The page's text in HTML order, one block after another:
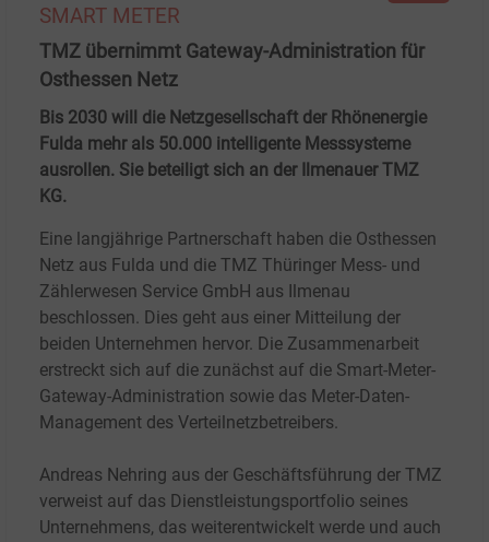
SMART METER
TMZ übernimmt Gateway-Administration für
Osthessen Netz
Bis 2030 will die Netzgesellschaft der Rhönenergie
Fulda mehr als 50.000 intelligente Messsysteme
ausrollen. Sie beteiligt sich an der Ilmenauer TMZ
KG.
Eine langjährige Partnerschaft haben die Osthessen
Netz aus Fulda und die TMZ Thüringer Mess- und
Zählerwesen Service GmbH aus Ilmenau
beschlossen. Dies geht aus einer Mitteilung der
beiden Unternehmen hervor. Die Zusammenarbeit
erstreckt sich auf die zunächst auf die Smart-Meter-
Gateway-Administration sowie das Meter-Daten-
Management des Verteilnetzbetreibers.
Andreas Nehring aus der Geschäftsführung der TMZ
verweist auf das Dienstleistungsportfolio seines
Unternehmens, das weiterentwickelt werde und auch